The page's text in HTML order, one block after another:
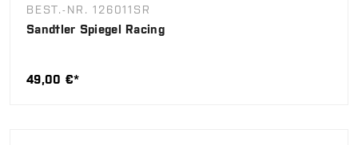
BEST.-NR. 126011SR
Sandtler Spiegel Racing
49,00 €*